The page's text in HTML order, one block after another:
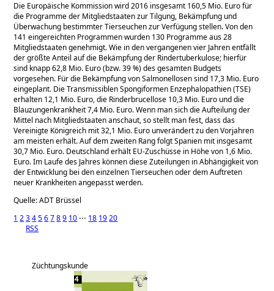
Die Europäische Kommission wird 2016 insgesamt 160,5 Mio. Euro für
die Programme der Mitgliedstaaten zur Tilgung, Bekämpfung und
Überwachung bestimmter Tierseuchen zur Verfügung stellen. Von den
141 eingereichten Programmen wurden 130 Programme aus 28
Mitgliedstaaten genehmigt. Wie in den vergangenen vier Jahren entfällt
der größte Anteil auf die Bekämpfung der Rindertuberkulose; hierfür
sind knapp 62,8 Mio. Euro (bzw. 39 %) des gesamten Budgets
vorgesehen. Für die Bekämpfung von Salmonellosen sind 17,3 Mio. Euro
eingeplant. Die Transmissiblen Spongiformen Enzephalopathien (TSE)
erhalten 12,1 Mio. Euro, die Rinderbrucellose 10,3 Mio. Euro und die
Blauzungenkrankheit 7,4 Mio. Euro. Wenn man sich die Aufteilung der
Mittel nach Mitgliedstaaten anschaut, so stellt man fest, dass das
Vereinigte Königreich mit 32,1 Mio. Euro unverändert zu den Vorjahren
am meisten erhält. Auf dem zweiten Rang folgt Spanien mit insgesamt
30,7 Mio. Euro. Deutschland erhält EU-Zuschüsse in Höhe von 1,6 Mio.
Euro. Im Laufe des Jahres können diese Zuteilungen in Abhängigkeit von
der Entwicklung bei den einzelnen Tierseuchen oder dem Auftreten
neuer Krankheiten angepasst werden.
Quelle: ADT Brüssel
1 23456789 10 ⋅⋅⋅ 18 1920
RSS
Züchtungskunde